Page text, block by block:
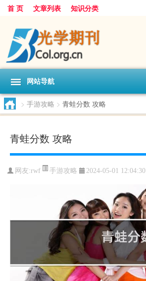
首 页 文章列表 知识分类
网站导航
> 手游攻略 > 青蛙分数 攻略
青蛙分数 攻略
网友:rwf 手游攻略 2024-05-01 12:04:30